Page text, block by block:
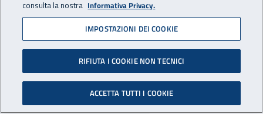
uffici per la festività del
Santo Patrono
Nella giornata del 21 novembre 2024 restano
chiusi gli uffici della Direzione regionale e della
Direzione territoriale di Venezia Terraferma.
consulta la nostra Informativa Privacy.
IMPOSTAZIONI DEI COOKIE
RIFIUTA I COOKIE NON TECNICI
ACCETTA TUTTI I COOKIE